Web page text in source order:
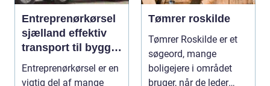
Entreprenørkørsel
sjælland effektiv
transport til bygge-
og anlægsopgaver
Entreprenørkørsel er en
vigtig del af mange
Tømrer roskilde
Tømrer Roskilde er et
søgeord, mange
boligejere i området
bruger, når de leder